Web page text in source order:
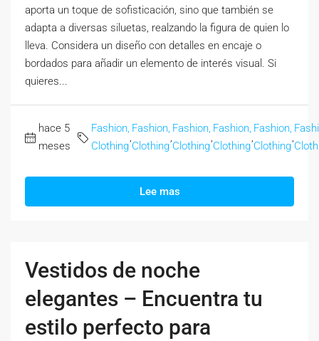
aporta un toque de sofisticación, sino que también se
adapta a diversas siluetas, realzando la figura de quien lo
lleva. Considera un diseño con detalles en encaje o
bordados para añadir un elemento de interés visual. Si
quieres...
hace 5
meses
Fashion,
Clothing
Fashion,
Clothing
Fashion,
Clothing
Fashion,
Clothing
Fashion,
Clothing
Lee mas
Vestidos de noche
elegantes – Encuentra tu
estilo perfecto para